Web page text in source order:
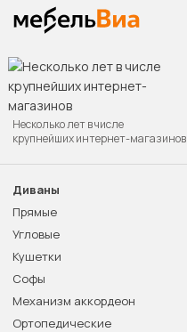
Несколько лет в числе
крупнейших интернет-магазинов
Диваны
Прямые
Угловые
Кушетки
Софы
Механизм аккордеон
Ортопедические